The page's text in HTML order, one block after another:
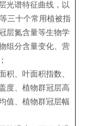
光谱特征曲线，以
三十个常用植被指
层氮含量等生物学
组分含量变化、营
积、叶面积指数、
度、植物群冠层高
值、植物群冠层幅